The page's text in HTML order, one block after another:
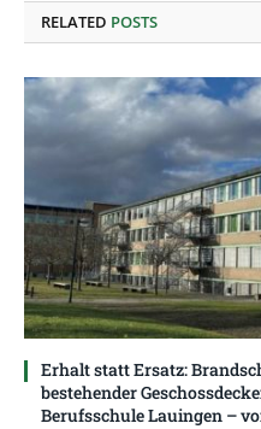
RELATED POSTS
Erhalt statt Ersatz:
bestehender
Berufsschule Lauingen –